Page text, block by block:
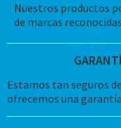
Nuestros productos
de marcas
Estamos tan seguros
ofrecemos una